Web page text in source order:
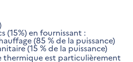
(15%) en fournissant :
(85 % de la puissance)
(15 % de la puissance)
thermique est particulièrement